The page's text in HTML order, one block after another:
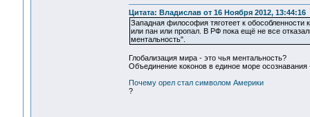
Цитата: Владислав от 16 Ноября 2012, 13:44:16
Западная философия тяготеет к
или пан или пропал. В РФ пока ещё не все
ментальность".
Глобализация мира - это чья ментальность?
Объединение коконов в единое море
Почему орел стал символом Америки
?